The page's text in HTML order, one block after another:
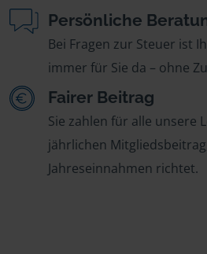
Persönliche
Bei Fragen zur Steuer ist
immer für Sie da – ohne
Fairer Beitrag
Sie zahlen für alle unsere
jährlichen
Jahreseinnahmen richtet.